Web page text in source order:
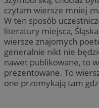
czytam wiersze mniej
W ten sposób
literatury miejsca,
wiersze znajomych
generalnie nikt nie
nawet publikowane, to
prezentowane. To
one przemykają tam